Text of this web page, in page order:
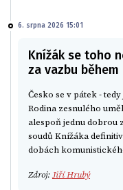
6. srpna 2026 15:01
Knížák se toho
za vazbu
Česko se v pátek -
Rodina zesnulého
alespoň jednu dobrou
soudů Knížáka
dobách
Zdroj: Jiří Hrubý